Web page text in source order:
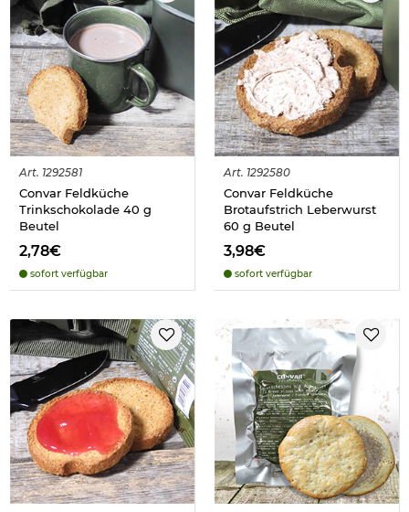
Art. 1292581
Convar Feldküche
Trinkschokolade 40 g
Beutel
2,78€
sofort verfügbar
Art. 1292580
Convar Feldküche
Brotaufstrich Leberwurst
60 g Beutel
3,98€
sofort verfügbar